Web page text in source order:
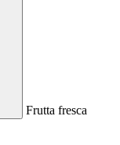
Frutta fresca